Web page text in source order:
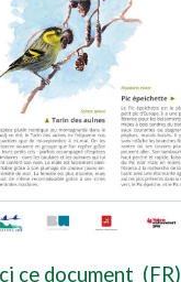
ce document (FR)